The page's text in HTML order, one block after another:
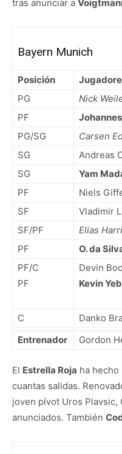
tras anunciar a
Bayern Munich
Posición
PG
Nick
PF
PG/SG
Carsen
SG
Andreas
SG
Yam
PF
Niels
SF
Vladimir
SF/PF
Elias
PF
O. da
PF/C
PF
Devin
Kevin
C
Danko
Entrenador
Gordon
El Estrella Roja ha hecho
cuantas salidas.
joven pívot Uros Plavsic,
anunciados. También